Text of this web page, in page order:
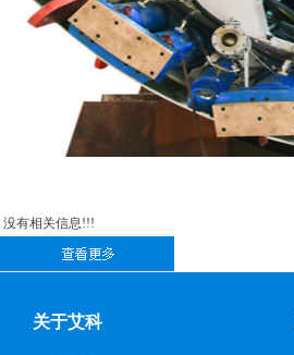
没有相关信息!!!
关于艾科